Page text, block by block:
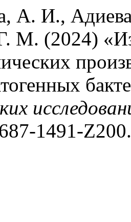
А. И.,
М. (2024)
1491-Z200.